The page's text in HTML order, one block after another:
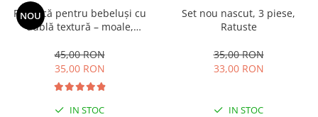
NOU
Păturică pentru bebeluși cu
dublă textură – moale,
pielea
45,00 RON
35,00 RON
IN STOC
Set nou nascut, 3 piese,
Ratuste
35,00 RON
33,00 RON
IN STOC